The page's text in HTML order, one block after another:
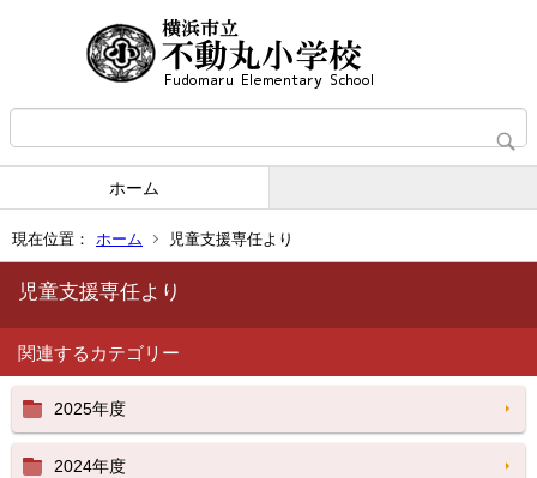
ホーム
現在位置： ホーム 児童支援専任より
児童支援専任より
関連するカテゴリー
2025年度
2024年度